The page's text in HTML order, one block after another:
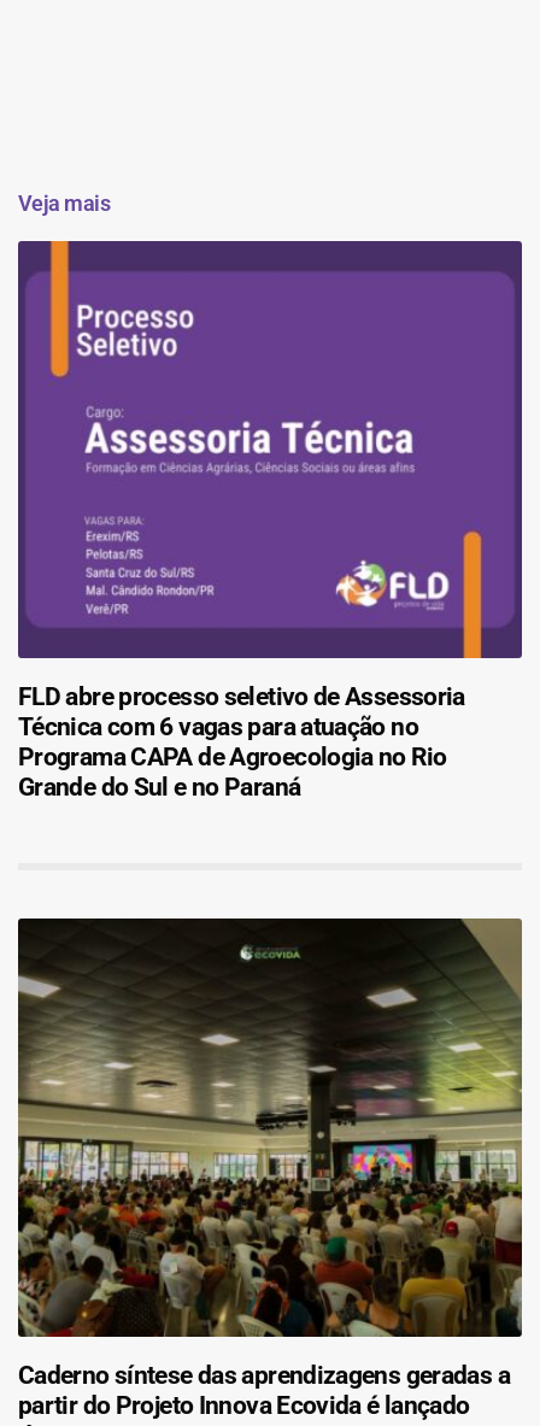
Veja mais
FLD abre processo seletivo de Assessoria
Técnica com 6 vagas para atuação no
Programa CAPA de Agroecologia no Rio
Grande do Sul e no Paraná
Caderno síntese das aprendizagens geradas a
partir do Projeto Innova Ecovida é lançado